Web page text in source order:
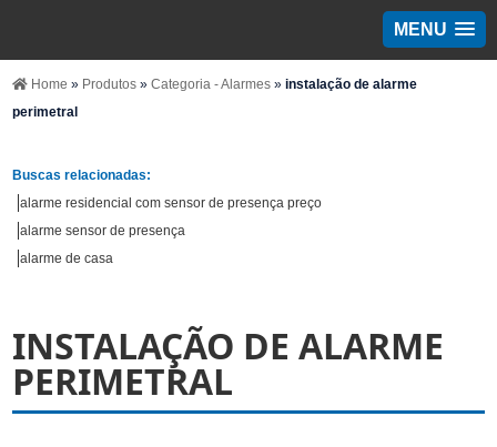
MENU
Home » Produtos»Categoria - Alarmes»instalação de alarme
perimetral
Buscas relacionadas:
alarme residencial com sensor de presença preço
alarme sensor de presença
alarme de casa
INSTALAÇÃO DE ALARME
PERIMETRAL